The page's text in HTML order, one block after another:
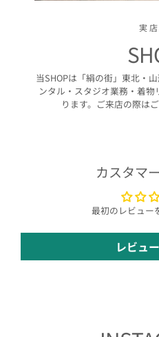
実
当SHOPは「絹の街」東北・
ンタル・スタジオ業務・着
ります。ご来店の際は
カスタマ
最初のレビュー
レビュ